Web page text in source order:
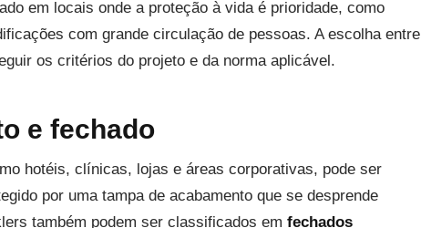
em locais onde a proteção à vida é prioridade, como
com grande circulação de pessoas. A escolha entre
os critérios do projeto e da norma aplicável.
e fechado
hotéis, clínicas, lojas e áreas corporativas, pode ser
por uma tampa de acabamento que se desprende
também podem ser classificados em fechados